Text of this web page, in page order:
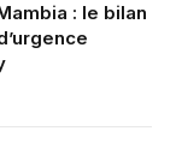
: le bilan